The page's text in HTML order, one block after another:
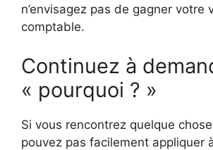
n’envisagez pas de gagner votre
comptable.
Continuez à
« pourquoi ? »
Si vous rencontrez quelque
pouvez pas facilement appliquer